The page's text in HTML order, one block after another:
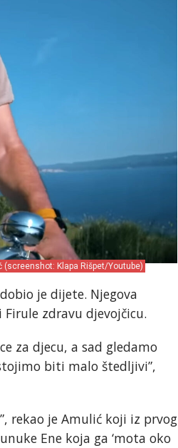
(screenshot: Klapa Rišpet/Youtube)
je dijete. Njegova
zdravu djevojčicu.
za djecu, a sad gledamo
biti malo štedljivi”,
rekao je Amulić koji iz prvog
Ene koja ga ‘mota oko